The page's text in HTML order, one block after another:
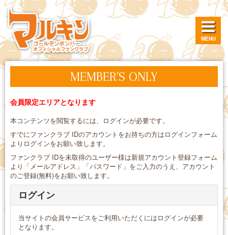
MENU
MEMBER'S ONLY
会員限定エリアとなります
本コンテンツを閲覧するには、ログインが必要です。
すでにファンクラブ IDのアカウントをお持ちの方はログインフォーム
よりログインをお願い致します。
ファンクラブ IDを未取得のユーザー様は新規アカウント登録フォーム
より「メールアドレス」「パスワード」をご入力のうえ、アカウント
のご登録(無料)をお願い致します。
ログイン
当サイトの会員サービスをご利用いただくにはログインが必要
となります。